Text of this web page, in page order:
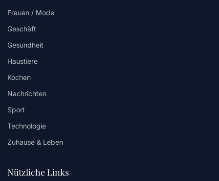
Frauen / Mode
Geschäft
Gesundheit
Haustiere
Kochen
Nachrichten
Sport
Technologie
Zuhause & Leben
Nützliche Links